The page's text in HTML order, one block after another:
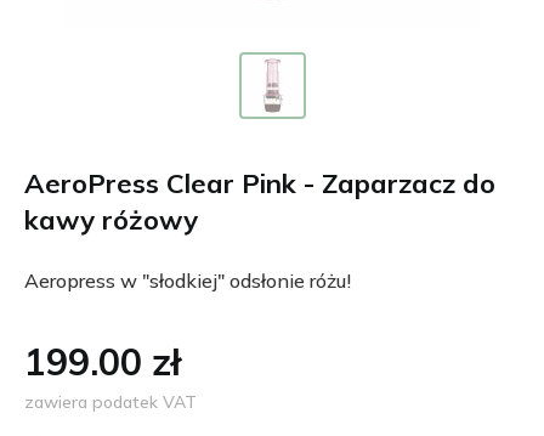
AeroPress Clear Pink - Zaparzacz do
kawy różowy
Aeropress w "słodkiej" odsłonie różu!
199.00 zł
zawiera podatek VAT